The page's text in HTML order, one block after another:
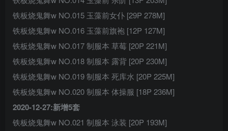
铁板烧鬼舞w NO.015 玉藻前女仆 [29P 278M]
铁板烧鬼舞w NO.016 玉藻前旗袍 [12P 127M]
铁板烧鬼舞w NO.017 制服本 草莓 [20P 221M]
铁板烧鬼舞w NO.018 制服本 露背 [20P 230M]
铁板烧鬼舞w NO.019 制服本 死库水 [20P 225M]
铁板烧鬼舞w NO.020 制服本 体操服 [18P 236M]
2020-12-27:新增5套
铁板烧鬼舞w NO.021 制服本 泳装 [20P 193M]